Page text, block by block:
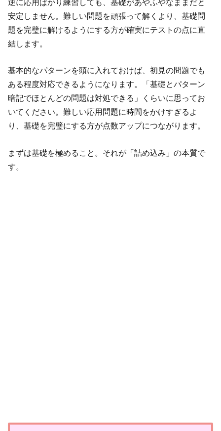
逆に応用ばかり練習しても、基礎があやふやなままだと
安定しません。難しい問題を頑張って解くより、基礎問
題を完璧に解けるようにする方が確実にテストの点に直
結します。
基本的なパターンを頭に入れておけば、初見の問題でも
ある程度対応できるようになります。「基礎とパターン
暗記でほとんどの問題は対処できる」くらいに思ってお
いてください。難しい応用問題に時間をかけすぎるよ
り、基礎を完璧にする方が点数アップにつながります。
まずは基礎を極めること。それが「詰め込み」の本質で
す。